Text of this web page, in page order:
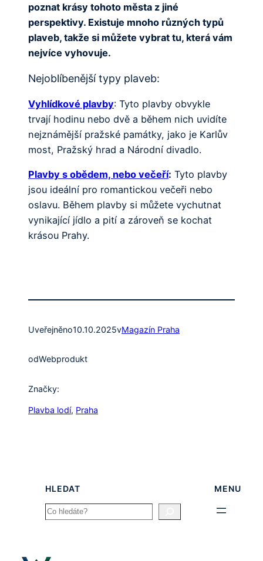
poznat krásy tohoto města z jiné
perspektivy. Existuje mnoho různých typů
plaveb, takže si můžete vybrat tu, která vám
nejvíce vyhovuje.
Nejoblíbenější typy plaveb:
Vyhlídkové plavby: Tyto plavby obvykle
trvají hodinu nebo dvě a během nich uvidíte
nejznámější pražské památky, jako je Karlův
most, Pražský hrad a Národní divadlo.
Plavby s obědem, nebo večeří: Tyto plavby
jsou ideální pro romantickou večeři nebo
oslavu. Během plavby si můžete vychutnat
vynikající jídlo a pití a zároveň se kochat
krásou Prahy.
Uveřejněno10.10.2025vMagazín Praha
odWebprodukt
Značky:
Plavba lodí, Praha
HLEDAT
Search
MENU